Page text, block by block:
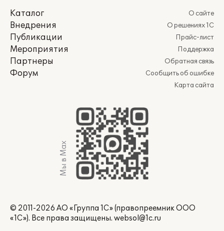
Каталог
Внедрения
Публикации
Мероприятия
Партнеры
Форум
О сайте
О решениях 1С
Прайс-лист
Поддержка
Обратная связь
Сообщить об ошибке
Карта сайта
Мы в Max
© 2011-2026 АО «Группа 1С» (правопреемник ООО
«1С»). Все права защищены. websol@1c.ru